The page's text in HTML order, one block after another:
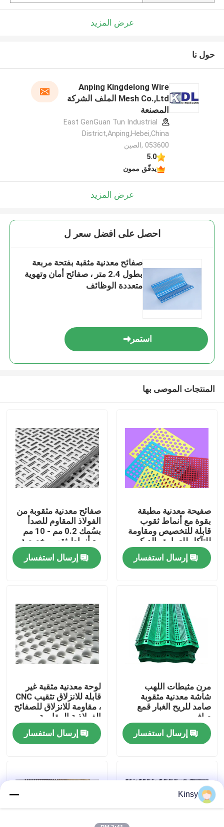
المنزل
المنتجات
حولنا
جولة في المصنع
مراقبة الجودة
اتصل بنا
القضايا
شاشة شبكة الأسلاك المنسوجة
عرض المزيد
حول نا
Anping Kingdelong Wire
Mesh Co.,Ltd الملف الشركة
المصنعة
East GenGuan Tun Industrial
District,Anping,Hebei,China
053600 ,الصين
5.0
يدقّق ممون
عرض المزيد
احصل على افضل سعر ل
صفائح معدنية مثقبة بفتحة مربعة
بطول 2.4 متر ، صفائح أمان وتهوية
متعددة الوظائف
استمر
المنتجات الموصى بها
صفيحة معدنية مطبقة
بقوة مع أنماط ثقوب
قابلة للتخصيص ومقاومة
للتآكل للعمارة والديكور
إرسال استفسار
صفائح معدنية مثقوبة من
الفولاذ المقاوم للصدأ
بسُمك 0.2 مم - 10 مم
مع أنماط ثقب مخصصة
للمعدات الصناعية
والمرشحاتإرسال استفسار
مرن مثبطات اللهب
شاشة معدنية مثقوبة
صامد للريح الغبار قمع
صافي
إرسال استفسار
لوحة معدنية مثقبة غير
قابلة للانزلاق تثقيب CNC
، مقاومة للانزلاق للصفائح
الفولاذية المقاومة
للشيخوخة
إرسال استفسار
Kinsy